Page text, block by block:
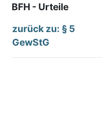
BFH - Urteile
zurück zu: § 5
GewStG